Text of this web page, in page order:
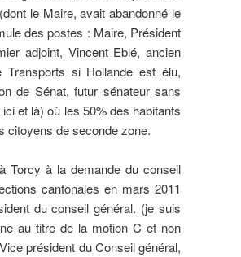
le Maire, avait abandonné le
des postes : Maire, Président
adjoint, Vincent Eblé, ancien
si Hollande est élu,
de Sénat, futur sénateur sans
et là) où les 50% des habitants
citoyens de seconde zone.
Torcy à la demande du conseil
cantonales en mars 2011
du conseil général. (je suis
au titre de la motion C et non
président du Conseil général,